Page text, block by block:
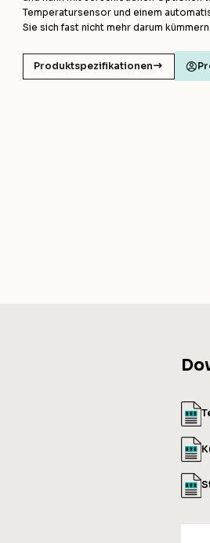
Temperatursensor und einem
Sie sich fast nicht mehr darum
Produktspezifikationen